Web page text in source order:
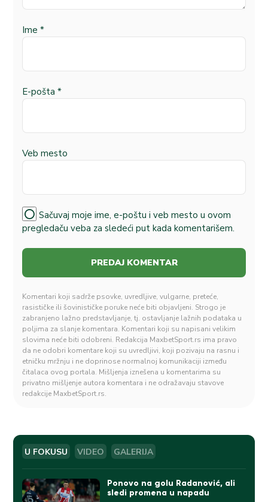
Ime *
E-pošta *
Veb mesto
Sačuvaj moje ime, e-poštu i veb mesto u ovom
pregledaču veba za sledeći put kada komentarišem.
Komentari koji sadrže psovke, uvredljive, vulgarne, preteće,
rasističke ili šovinističke poruke neće biti objavljeni. Strogo je
zabranjeno lažno predstavljanje, tj. ostavljanje lažnih podataka u
poljima za slanje komentara. Komentari koji su napisani velikim
slovima neće biti odobreni. Redakcija MaxbetSport.rs ima pravo
da ne odobri komentare koji su uvredljivi, koji pozivaju na rasnu i
etničku mržnju i ne doprinose normalnoj komunikaciji između
čitalaca ovog portala. Mišljenja iznešena u komentarima su
privatno mišljenje autora komentara i ne odražavaju stavove
redakcije MaxbetSport.rs.
U FOKUSU VIDEO GALERIJA
Ponovo na golu Radanović, ali
sledi promena u napadu